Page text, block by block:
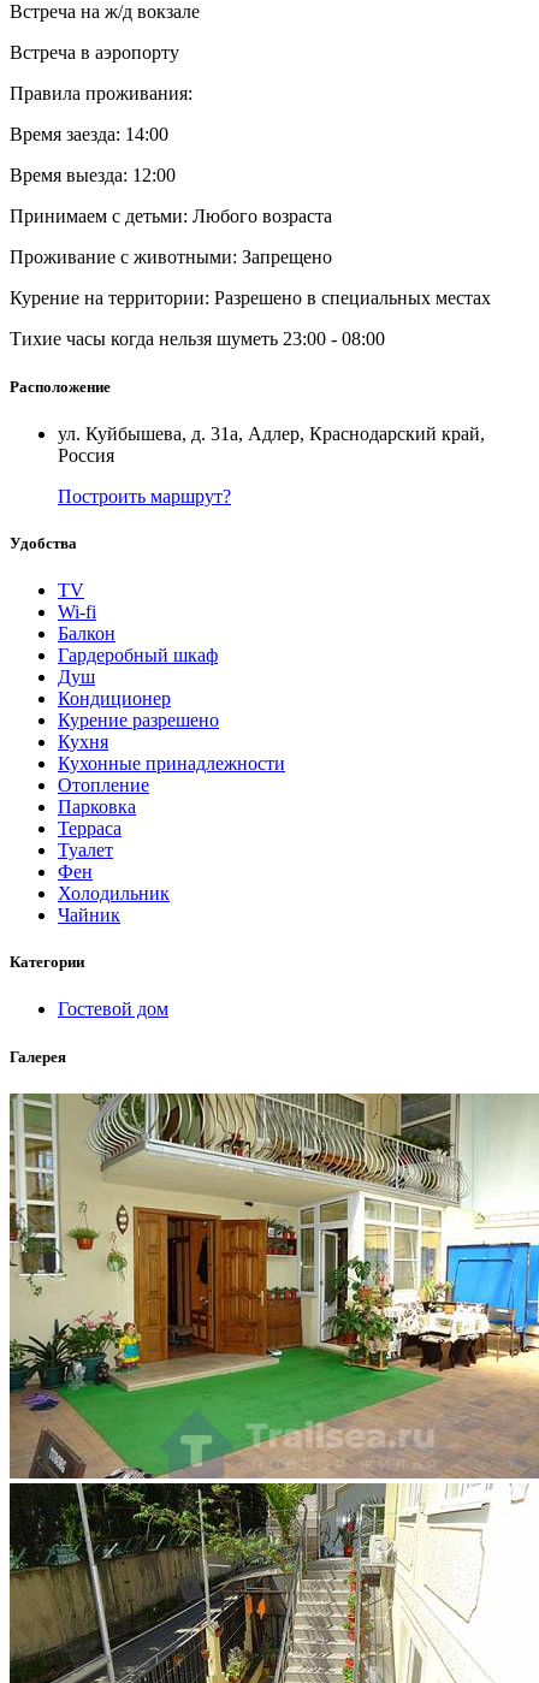
Встреча на ж/д вокзале
Встреча в аэропорту
Правила проживания:
Время заезда: 14:00
Время выезда: 12:00
Принимаем с детьми: Любого возраста
Проживание с животными: Запрещено
Курение на территории: Разрешено в специальных местах
Тихие часы когда нельзя шуметь 23:00 - 08:00
Расположение
ул. Куйбышева, д. 31а, Адлер, Краснодарский край,
Россия
Построить маршрут?
Удобства
TV
Wi-fi
Балкон
Гардеробный шкаф
Душ
Кондиционер
Курение разрешено
Кухня
Кухонные принадлежности
Отопление
Парковка
Терраса
Туалет
Фен
Холодильник
Чайник
Категории
Гостевой дом
Галерея